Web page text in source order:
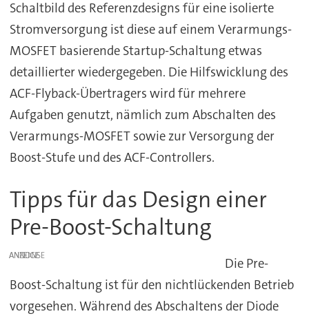
Schaltbild des Referenzdesigns für eine isolierte
Stromversorgung ist diese auf einem Verarmungs-
MOSFET basierende Startup-Schaltung etwas
detaillierter wiedergegeben. Die Hilfswicklung des
ACF-Flyback-Übertragers wird für mehrere
Aufgaben genutzt, nämlich zum Abschalten des
Verarmungs-MOSFET sowie zur Versorgung der
Boost-Stufe und des ACF-Controllers.
Tipps für das Design einer
Pre-Boost-Schaltung
ANZEIGE
Die Pre-
Boost-Schaltung ist für den nichtlückenden Betrieb
vorgesehen. Während des Abschaltens der Diode